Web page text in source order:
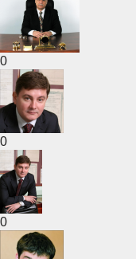
0
0
0